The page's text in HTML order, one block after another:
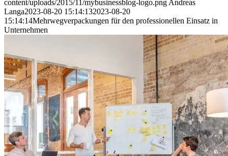
content/uploads/2015/11/mybusinessblog-logo.png Andreas
Langa2023-08-20 15:14:132023-08-20
15:14:14Mehrwegverpackungen für den professionellen Einsatz in
Unternehmen